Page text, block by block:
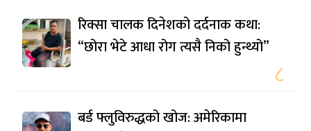
रिक्सा चालक दिनेशको दर्दनाक कथा:
“छोरा भेटे आधा रोग त्यसै निको हुन्थ्यो”
८
बर्ड फ्लुविरुद्धको खोज: अमेरिकामा